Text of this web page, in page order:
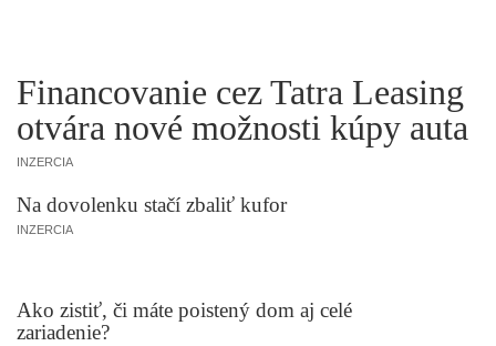
Financovanie cez Tatra Leasing
otvára nové možnosti kúpy auta
INZERCIA
Na dovolenku stačí zbaliť kufor
INZERCIA
Ako zistiť, či máte poistený dom aj celé
zariadenie?